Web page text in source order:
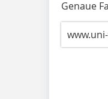
Genaue